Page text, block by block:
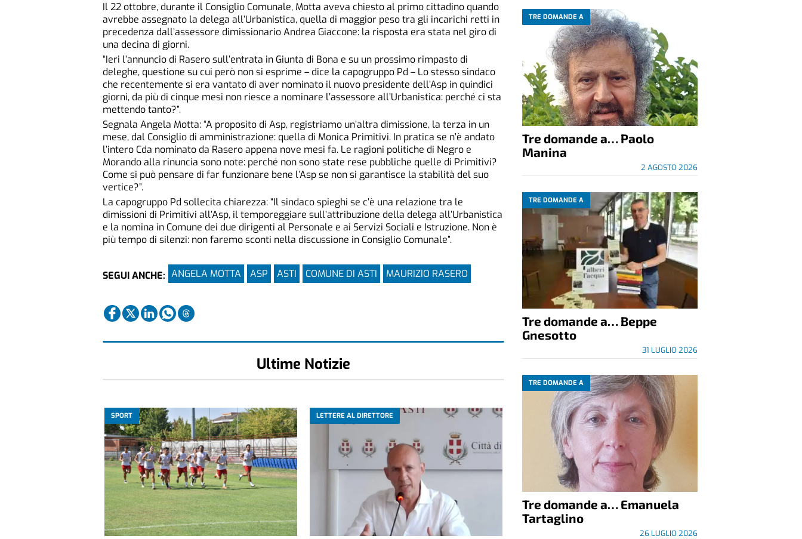
Il 22 ottobre, durante il Consiglio Comunale, Motta aveva chiesto al primo cittadino quando
avrebbe assegnato la delega all’Urbanistica, quella di maggior peso tra gli incarichi retti in
precedenza dall’assessore dimissionario Andrea Giaccone: la risposta era stata nel giro di
una decina di giorni.
“Ieri l’annuncio di Rasero sull’entrata in Giunta di Bona e su un prossimo rimpasto di
deleghe, questione su cui però non si esprime – dice la capogruppo Pd – Lo stesso sindaco
che recentemente si era vantato di aver nominato il nuovo presidente dell’Asp in quindici
giorni, da più di cinque mesi non riesce a nominare l’assessore all’Urbanistica: perché ci sta
mettendo tanto?”.
Segnala Angela Motta: “A proposito di Asp, registriamo un’altra dimissione, la terza in un
mese, dal Consiglio di amministrazione: quella di Monica Primitivi. In pratica se n’è andato
l’intero Cda nominato da Rasero appena nove mesi fa. Le ragioni politiche di Negro e
Morando alla rinuncia sono note: perché non sono state rese pubbliche quelle di Primitivi?
Come si può pensare di far funzionare bene l’Asp se non si garantisce la stabilità del suo
vertice?”.
La capogruppo Pd sollecita chiarezza: “Il sindaco spieghi se c’è una relazione tra le
dimissioni di Primitivi all’Asp, il temporeggiare sull’attribuzione della delega all’Urbanistica
e la nomina in Comune dei due dirigenti al Personale e ai Servizi Sociali e Istruzione. Non è
più tempo di silenzi: non faremo sconti nella discussione in Consiglio Comunale”.
SEGUI ANCHE: ANGELA MOTTA ASP ASTI COMUNE DI ASTI MAURIZIO RASERO
Ultime Notizie
SPORT LETTERE AL DIRETTORE
TRE DOMANDE A
Tre domande a… Paolo
Manina
2 AGOSTO 2026
TRE DOMANDE A
Tre domande a… Beppe
Gnesotto
31 LUGLIO 2026
TRE DOMANDE A
Tre domande a… Emanuela
Tartaglino
26 LUGLIO 2026